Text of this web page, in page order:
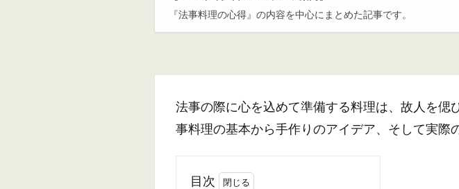
『法事料理の心得』の内容を中心にまとめた記事です。
法事の際に心を込めて準備する料理は、故人を
事料理の基本から手作りのアイデア、そして実際
目次